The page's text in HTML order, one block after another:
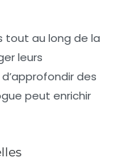
tout au long de la
leurs
des
peut enrichir